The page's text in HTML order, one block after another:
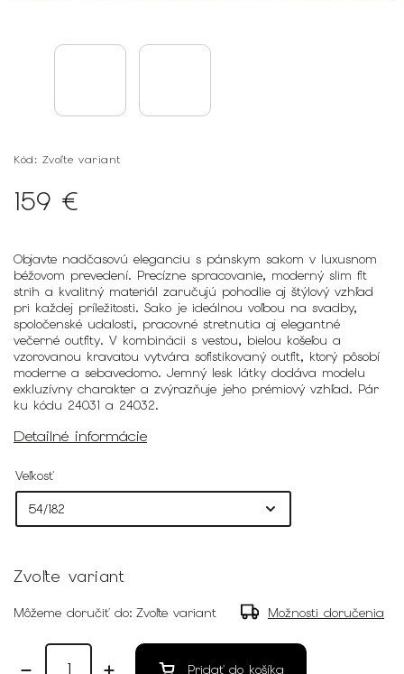
Kód: Zvoľte variant
159 €
Objavte nadčasovú eleganciu s pánskym sakom v luxusnom
béžovom prevedení. Precízne spracovanie, moderný slim fit
strih a kvalitný materiál zaručujú pohodlie aj štýlový vzhľad
pri každej príležitosti. Sako je ideálnou voľbou na svadby,
spoločenské udalosti, pracovné stretnutia aj elegantné
večerné outfity. V kombinácii s vestou, bielou košeľou a
vzorovanou kravatou vytvára sofistikovaný outfit, ktorý pôsobí
moderne a sebavedomo. Jemný lesk látky dodáva modelu
exkluzívny charakter a zvýrazňuje jeho prémiový vzhľad. Pár
ku kódu 24031 a 24032.
Detailné informácie
Veľkosť
Zvoľte variant
Môžeme doručiť do: Zvoľte variant Možnosti doručenia
Pridať do košíka